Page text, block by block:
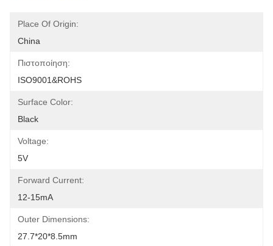
Place Of Origin:
China
Πιστοποίηση:
ISO9001&ROHS
Surface Color:
Black
Voltage:
5V
Forward Current:
12-15mA
Outer Dimensions:
27.7*20*8.5mm